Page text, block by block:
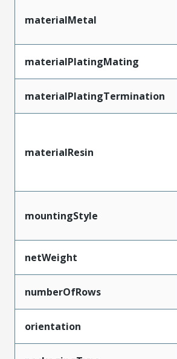
materialMetal
materialPlatingMating
materialPlatingTermination
materialResin
mountingStyle
netWeight
numberOfRows
orientation